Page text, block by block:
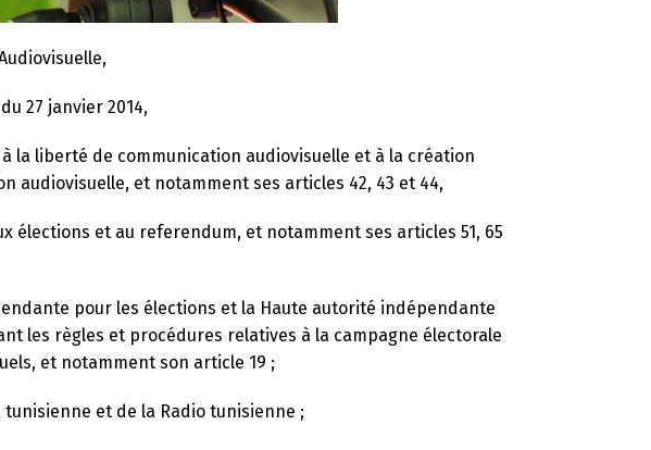
27 janvier 2014,
la liberté de communication audiovisuelle et à la création
audiovisuelle, et notamment ses articles 42, 43 et 44,
élections et au referendum, et notamment ses articles 51, 65
pour les élections et la Haute autorité indépendante
les règles et procédures relatives à la campagne électorale
et notamment son article 19 ;
et de la Radio tunisienne ;